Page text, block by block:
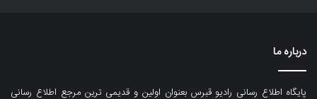
درباره ما
پایگاه اطلاع رسانی رادیو قبرس بعنوان اولین و قدیمی ترین مرجع اطلاع رسانی